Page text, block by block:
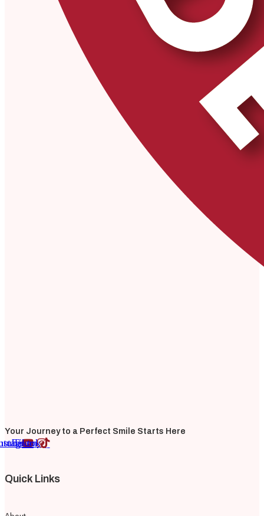
Your Journey to a Perfect Smile Starts Here
Tiktok
Quick Links